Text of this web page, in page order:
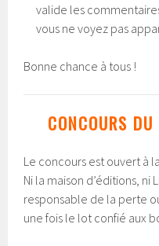
valide les
vous ne voyez pas
Bonne chance à tous !
CONCOURS
Le concours est ouvert à
Ni la maison d’éditions, ni
responsable de la perte
une fois le lot confié aux